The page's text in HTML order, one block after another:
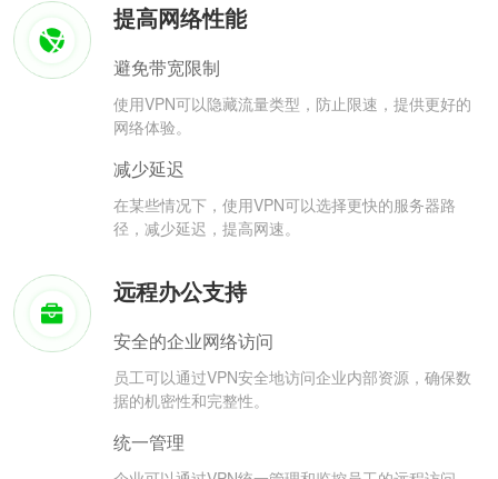
提高网络性能
避免带宽限制
使用VPN可以隐藏流量类型，防止限速，提供更好的
网络体验。
减少延迟
在某些情况下，使用VPN可以选择更快的服务器路
径，减少延迟，提高网速。
远程办公支持
安全的企业网络访问
员工可以通过VPN安全地访问企业内部资源，确保数
据的机密性和完整性。
统一管理